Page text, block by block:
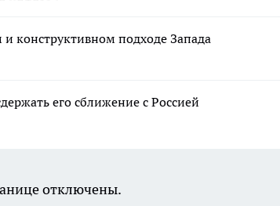
подходе Запада
его сближение с Россией
отключены.